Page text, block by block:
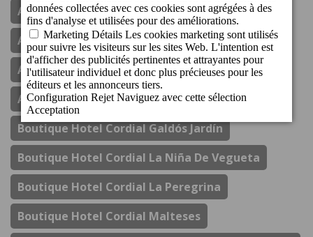
Apartamentos Cordial Judoca Beach
Apartamentos Cordial Magec Taurito
Apartamentos Cordial Mogan Valle
Aparthotel Cordial Mijas Golf
Boutique Hotel Cordial Galdós Jardín
Boutique Hotel Cordial La Niña De Vegueta
Boutique Hotel Cordial La Peregrina
Boutique Hotel Cordial Malteses